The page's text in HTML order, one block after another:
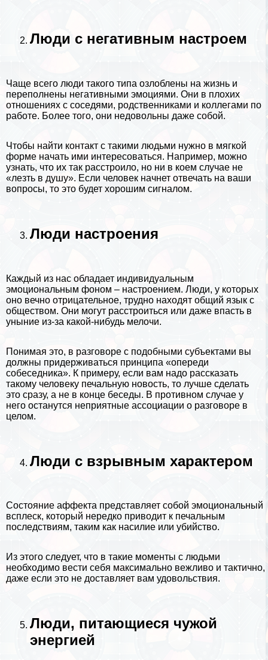
Люди с негативным настроем
Чаще всего люди такого типа озлоблены на жизнь и
переполнены негативными эмоциями. Они в плохих
отношениях с соседями, родственниками и коллегами по
работе. Более того, они недовольны даже собой.
Чтобы найти контакт с такими людьми нужно в мягкой
форме начать ими интересоваться. Например, можно
узнать, что их так расстроило, но ни в коем случае не
«лезть в душу». Если человек начнет отвечать на ваши
вопросы, то это будет хорошим сигналом.
Люди настроения
Каждый из нас обладает индивидуальным
эмоциональным фоном – настроением. Люди, у которых
оно вечно отрицательное, трудно находят общий язык с
обществом. Они могут расстроиться или даже впасть в
уныние из-за какой-нибудь мелочи.
Понимая это, в разговоре с подобными субъектами вы
должны придерживаться принципа «опереди
собеседника». К примеру, если вам надо рассказать
такому человеку печальную новость, то лучше сделать
это сразу, а не в конце беседы. В противном случае у
него останутся неприятные ассоциации о разговоре в
целом.
Люди с взрывным хаpaктером
Состояние аффекта представляет собой эмоциональный
всплеск, который нередко приводит к печальным
последствиям, таким как насилие или убийство.
Из этого следует, что в такие моменты с людьми
необходимо вести себя максимально вежливо и тактично,
даже если это не доставляет вам удовольствия.
Люди, питающиеся чужой
энергией